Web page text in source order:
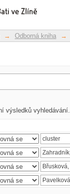
→ Odborná kniha →
výsledků vyhledávání.